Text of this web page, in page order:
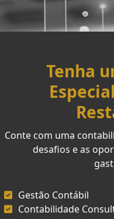
Tenha
Conte com uma
desafios e as
Gestão Contábil
Contabilidade